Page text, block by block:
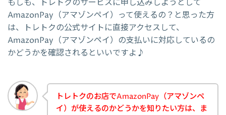
もしも、トレトクのサービスに申し込みしようとして
AmazonPay（アマゾンペイ）って使えるの？と思った方
は、トレトクの公式サイトに直接アクセスして、
AmazonPay（アマゾンペイ）の支払いに対応しているの
かどうかを確認されるといいですよ♪
トレトクのお店でAmazonPay（アマゾンペ
イ）が使えるのかどうかを知りたい方は、ま